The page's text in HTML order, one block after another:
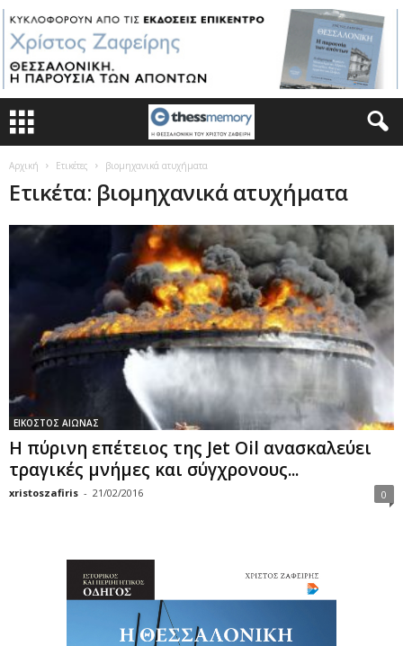
Αρχική Ετικέτες βιομηχανικά ατυχήματα
Ετικέτα: βιομηχανικά ατυχήματα
ΕΙΚΟΣΤΟΣ ΑΙΩΝΑΣ
Η πύρινη επέτειος της Jet Oil ανασκαλεύει
τραγικές μνήμες και σύγχρονους...
xristoszafiris - 21/02/2016 0